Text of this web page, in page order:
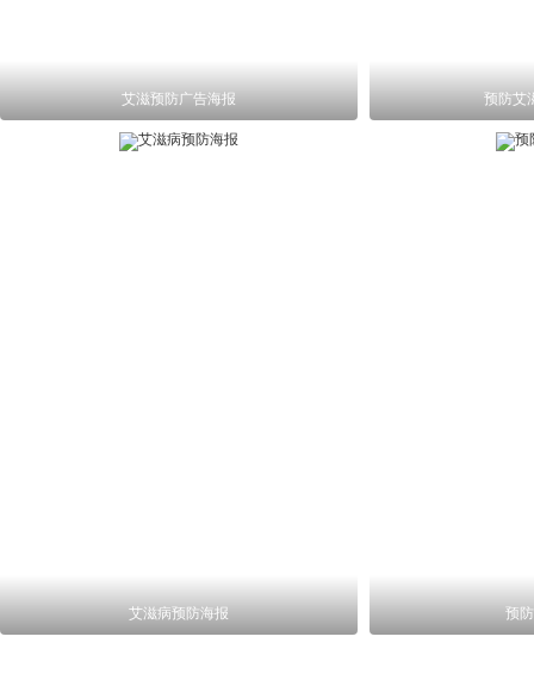
艾滋预防广告海报 预防艾
艾滋病预防海报 预